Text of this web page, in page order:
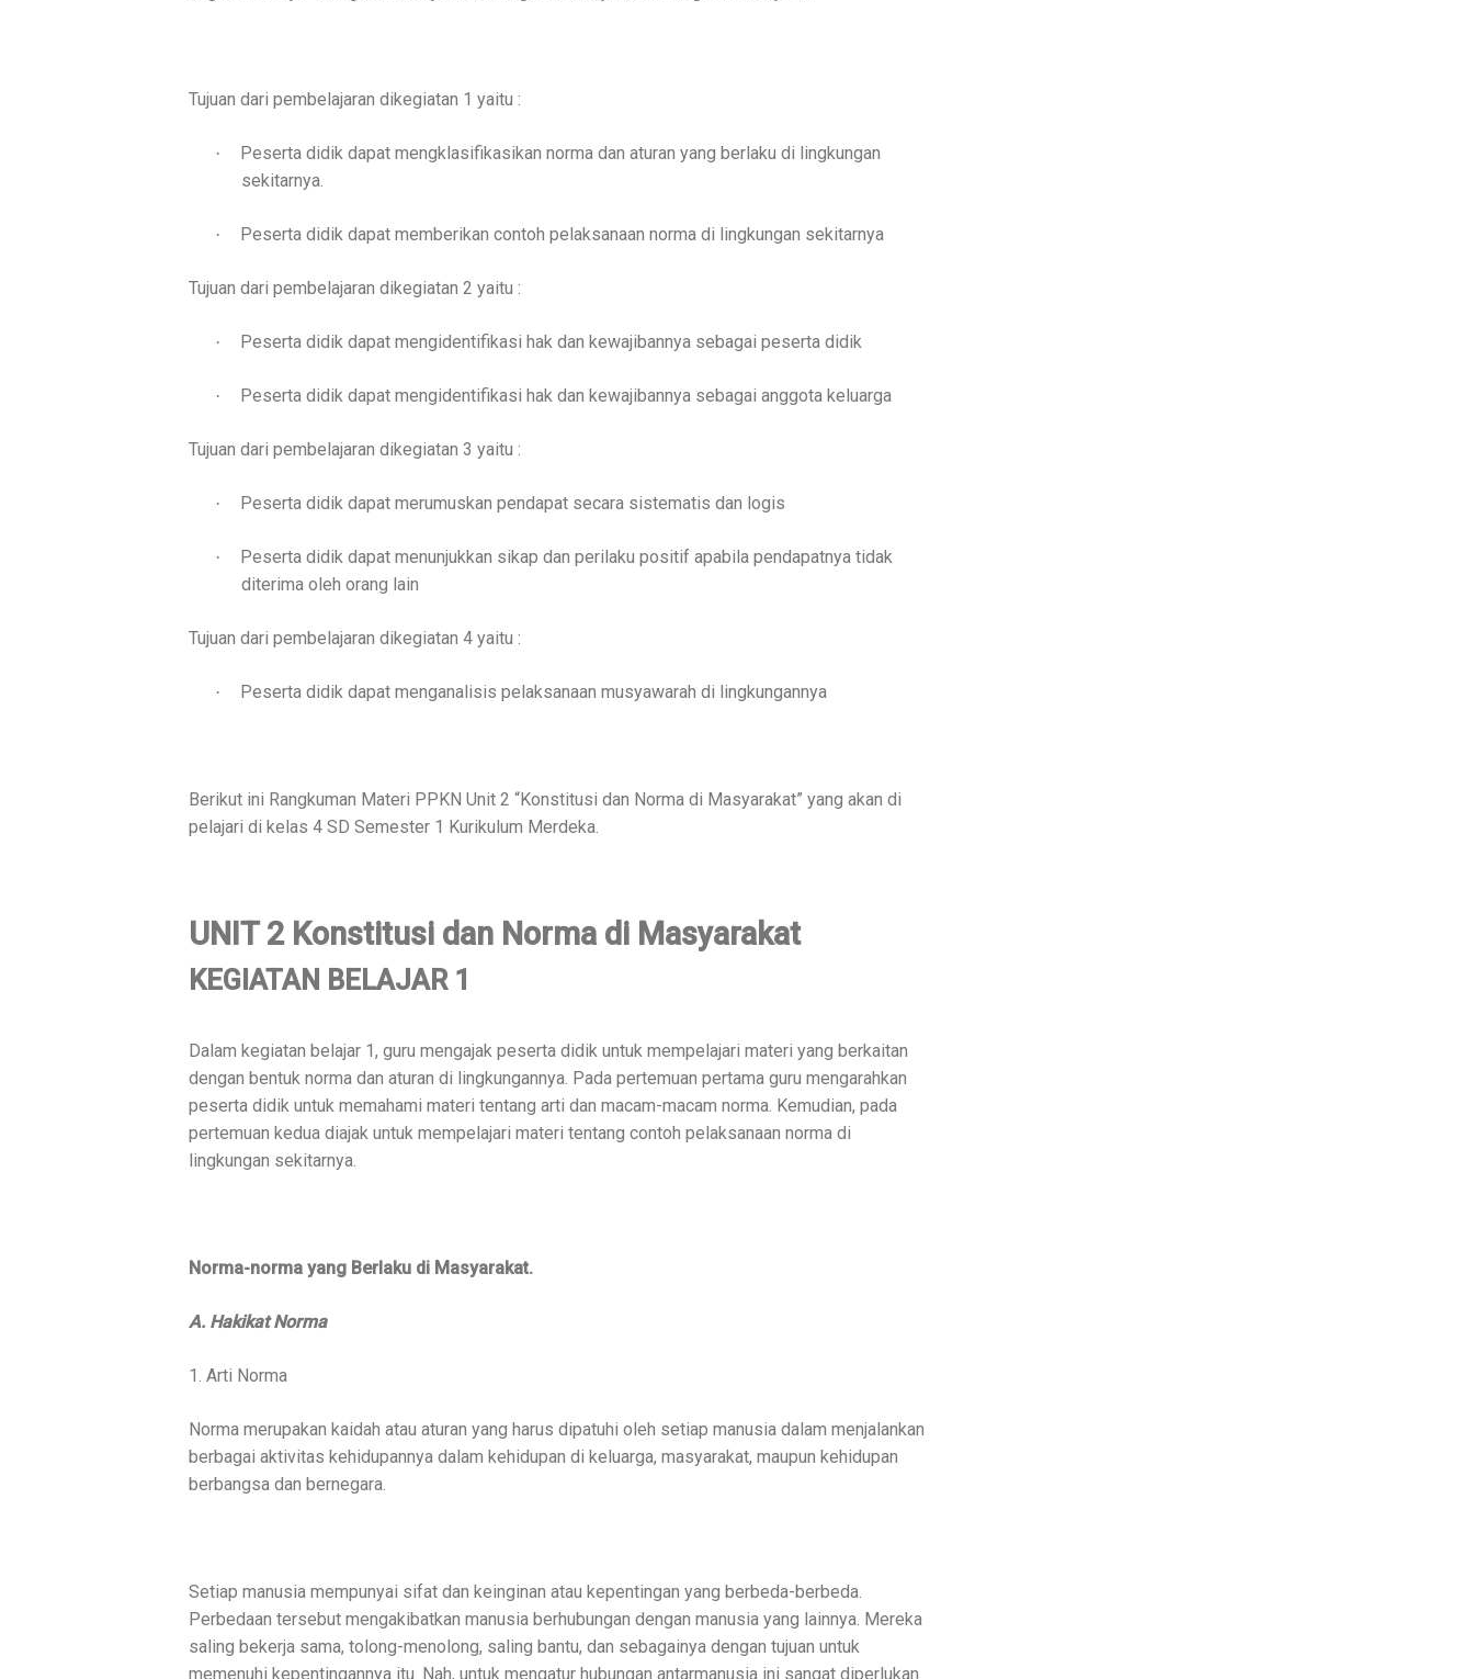
Tujuan dari pembelajaran dikegiatan 1 yaitu :
·
Peserta didik dapat mengklasifikasikan norma dan aturan yang berlaku di lingkungan
sekitarnya.
· Peserta didik dapat memberikan contoh pelaksanaan norma di lingkungan sekitarnya
Tujuan dari pembelajaran dikegiatan 2 yaitu :
· Peserta didik dapat mengidentifikasi hak dan kewajibannya sebagai peserta didik
· Peserta didik dapat mengidentifikasi hak dan kewajibannya sebagai anggota keluarga
Tujuan dari pembelajaran dikegiatan 3 yaitu :
· Peserta didik dapat merumuskan pendapat secara sistematis dan logis
·
Peserta didik dapat menunjukkan sikap dan perilaku positif apabila pendapatnya tidak
diterima oleh orang lain
Tujuan dari pembelajaran dikegiatan 4 yaitu :
· Peserta didik dapat menganalisis pelaksanaan musyawarah di lingkungannya
Berikut ini Rangkuman Materi PPKN Unit 2 “Konstitusi dan Norma di Masyarakat” yang akan di
pelajari di kelas 4 SD Semester 1 Kurikulum Merdeka.
UNIT 2 Konstitusi dan Norma di Masyarakat
KEGIATAN BELAJAR 1
Dalam kegiatan belajar 1, guru mengajak peserta didik untuk mempelajari materi yang berkaitan
dengan bentuk norma dan aturan di lingkungannya. Pada pertemuan pertama guru mengarahkan
peserta didik untuk memahami materi tentang arti dan macam-macam norma. Kemudian, pada
pertemuan kedua diajak untuk mempelajari materi tentang contoh pelaksanaan norma di
lingkungan sekitarnya.
Norma-norma yang Berlaku di Masyarakat.
A. Hakikat Norma
1. Arti Norma
Norma merupakan kaidah atau aturan yang harus dipatuhi oleh setiap manusia dalam menjalankan
berbagai aktivitas kehidupannya dalam kehidupan di keluarga, masyarakat, maupun kehidupan
berbangsa dan bernegara.
Setiap manusia mempunyai sifat dan keinginan atau kepentingan yang berbeda-berbeda.
Perbedaan tersebut mengakibatkan manusia berhubungan dengan manusia yang lainnya. Mereka
saling bekerja sama, tolong-menolong, saling bantu, dan sebagainya dengan tujuan untuk
memenuhi kepentingannya itu. Nah, untuk mengatur hubungan antarmanusia ini sangat diperlukan